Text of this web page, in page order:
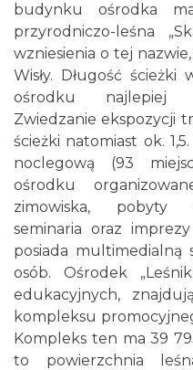
budynku ośrodka
przyrodniczo-leśna
wzniesienia o tej
Wisły. Długość
ośrodku najlepiej
Zwiedzanie ekspozycji
ścieżki natomiast ok.
noclegową (93
ośrodku
zimowiska, pobyty
seminaria oraz
posiada multimedialną
osób. Ośrodek
edukacyjnych,
kompleksu
Kompleks ten ma 39
to powierzchnia